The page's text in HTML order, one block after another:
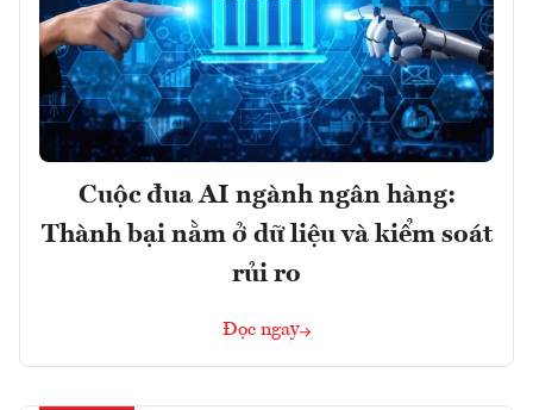
Cuộc đua AI ngành ngân hàng:
Thành bại nằm ở dữ liệu và kiểm soát
rủi ro
Đọc ngay